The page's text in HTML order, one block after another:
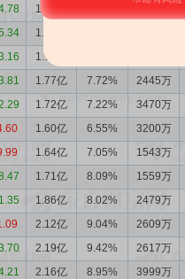
1.58亿
1.61亿
1.70亿
1.77亿 7.72% 2445万
1.72亿 7.22% 3470万
1.60亿 6.55% 3200万
1.64亿 7.05% 1543万
1.71亿 8.09% 1559万
1.86亿 8.02% 2479万
2.12亿 9.04% 2609万
2.19亿 9.42% 2617万
2.16亿 8.95% 3999万